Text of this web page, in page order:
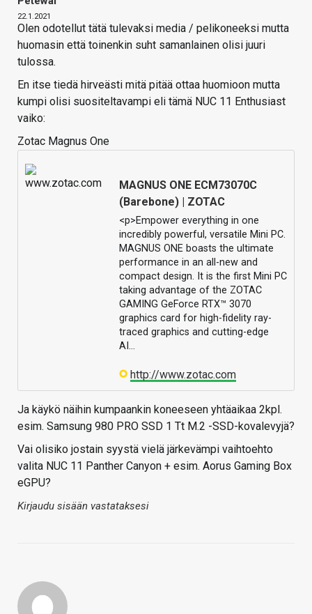
22.1.2021
Olen odotellut tätä tulevaksi media / pelikoneeksi mutta
huomasin että toinenkin suht samanlainen olisi juuri
tulossa.
En itse tiedä hirveästi mitä pitää ottaa huomioon mutta
kumpi olisi suositeltavampi eli tämä NUC 11 Enthusiast
vaiko:
Zotac Magnus One
MAGNUS ONE ECM73070C
(Barebone) | ZOTAC
<p>Empower everything in one
incredibly powerful, versatile Mini PC.
MAGNUS ONE boasts the ultimate
performance in an all-new and
compact design. It is the first Mini PC
taking advantage of the ZOTAC
GAMING GeForce RTX™ 3070
graphics card for high-fidelity ray-
traced graphics and cutting-edge
AI…
http://www.zotac.com
Ja käykö näihin kumpaankin koneeseen yhtäaikaa 2kpl.
esim. Samsung 980 PRO SSD 1 Tt M.2 -SSD-kovalevyjä?
Vai olisiko jostain syystä vielä järkevämpi vaihtoehto
valita NUC 11 Panther Canyon + esim. Aorus Gaming Box
eGPU?
Kirjaudu sisään vastataksesi